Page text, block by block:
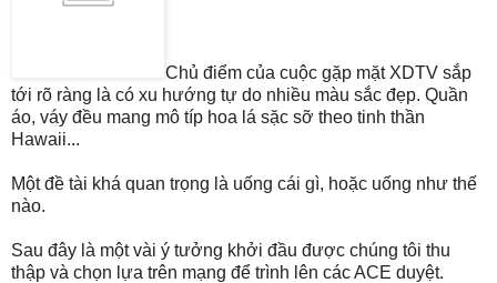
Chủ điểm của cuộc gặp mặt XDTV sắp
tới rõ ràng là có xu hướng tự do nhiều màu sắc đẹp. Quần
áo, váy đều mang mô típ hoa lá sặc sỡ theo tinh thần
Hawaii...
Một đề tài khá quan trọng là uống cái gì, hoặc uống như thế
nào.
Sau đây là một vài ý tưởng khởi đầu được chúng tôi thu
thập và chọn lựa trên mạng để trình lên các ACE duyệt.